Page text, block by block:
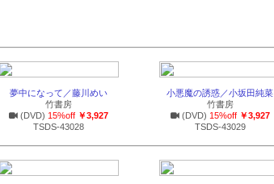
夢中になって／藤川めい
竹書房
(DVD) 15%off ￥3,927
TSDS-43028
小悪魔の誘惑／小坂田純菜
竹書房
(DVD) 15%off ￥3,927
TSDS-43029